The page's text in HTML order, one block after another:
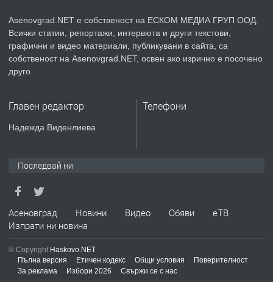
преди 2 години
ПРЕДЛАГА
Давам индивидуалани уроци по
ремонт на покриви
ПРЕДЛАГА
Пликове - СКОРПИОПЛАСТ
Asenovgrad.NET е собственост на ЕСКОМ МЕДИА ГРУП ООД.
Всички статии, репортажи, интервюта и други текстови,
графични и видео материали, публикувани в сайта, са
собственост на Asenovgrad.NET, освен ако изрично е посочено
друго.
Главен редактор
Надежда Виденлиева
Телефони
Последвай ни
Асеновград Новини Видео Обяви
еТВ
Изпрати ни новина
© Copyright Haskovo.NET
Пълна версия
Етичен кодекс Общи условия
Поверителност
За реклама
Избори 2026 Свържи се с нас